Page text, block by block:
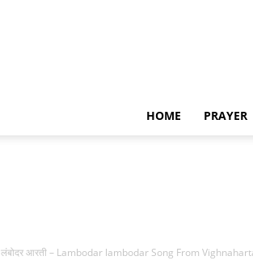
HOME PRAYER
लंबोदर आरती – Lambodar lambodar Song From